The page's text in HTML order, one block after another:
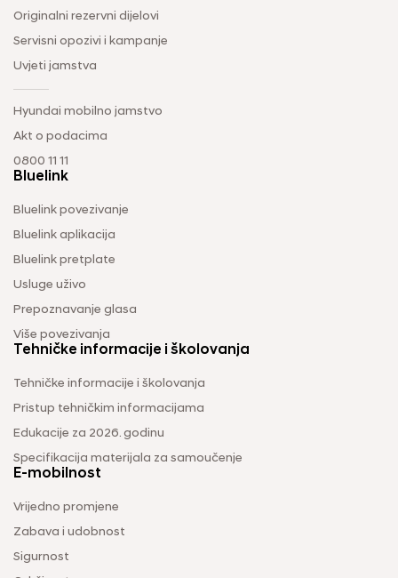
Originalni rezervni dijelovi
Servisni opozivi i kampanje
Uvjeti jamstva
Hyundai mobilno jamstvo
Akt o podacima
0800 11 11
Bluelink
Bluelink povezivanje
Bluelink aplikacija
Bluelink pretplate
Usluge uživo
Prepoznavanje glasa
Više povezivanja
Tehničke informacije i školovanja
Tehničke informacije i školovanja
Pristup tehničkim informacijama
Edukacije za 2026. godinu
Specifikacija materijala za samoučenje
E-mobilnost
Vrijedno promjene
Zabava i udobnost
Sigurnost